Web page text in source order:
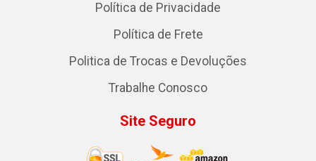
Política de Privacidade
Política de Frete
Politica de Trocas e Devoluções
Trabalhe Conosco
Site Seguro